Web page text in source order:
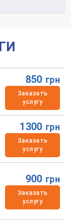
850 грн
Заказать
услугу
1300 грн
Заказать
услугу
900 грн
Заказать
услугу